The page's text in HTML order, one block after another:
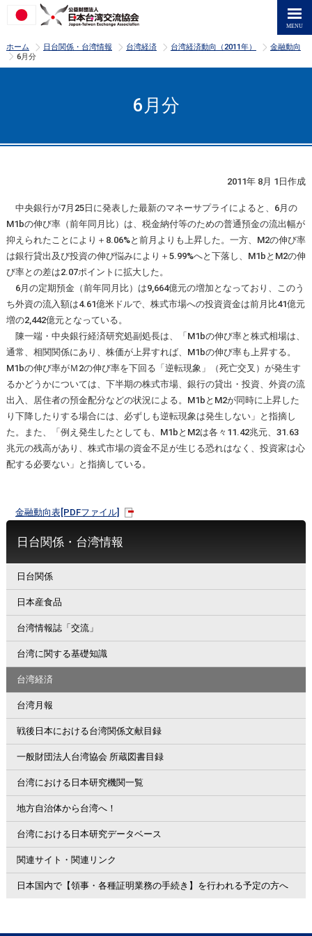
ホーム >
日台関係・台湾情報 >
台湾経済 >
台湾経済動向（2011年） >
金融動向
>
6月分
6月分
2011年 8月 1日作成
中央銀行が7月25日に発表した最新のマネーサプライによると、6月の
M1bの伸び率（前年同月比）は、税金納付等のための普通預金の流出幅が
抑えられたことにより＋8.06%と前月よりも上昇した。一方、M2の伸び率
は銀行貸出及び投資の伸び悩みにより＋5.99%へと下落し、M1bとM2の伸
び率との差は2.07ポイントに拡大した。
6月の定期預金（前年同月比）は9,664億元の増加となっており、このう
ち外資の流入額は4.61億米ドルで、株式市場への投資資金は前月比41億元
増の2,442億元となっている。
陳一端・中央銀行経済研究処副処長は、「M1bの伸び率と株式相場は、
通常、相関関係にあり、株価が上昇すれば、M1bの伸び率も上昇する。
M1bの伸び率がＭ2の伸び率を下回る「逆転現象」（死亡交叉）が発生す
るかどうかについては、下半期の株式市場、銀行の貸出・投資、外資の流
出入、居住者の預金配分などの状況による。M1bとM2が同時に上昇した
り下降したりする場合には、必ずしも逆転現象は発生しない」と指摘し
た。また、「例え発生したとしても、M1bとM2は各々11.42兆元、31.63
兆元の残高があり、株式市場の資金不足が生じる恐れはなく、投資家は心
配する必要ない」と指摘している。
金融動向表[PDFファイル]
日台関係・台湾情報
日台関係
日本産食品
台湾情報誌「交流」
台湾に関する基礎知識
台湾経済
台湾月報
戦後日本における台湾関係文献目録
一般財団法人台湾協会 所蔵図書目録
台湾における日本研究機関一覧
地方自治体から台湾へ！
台湾における日本研究データベース
関連サイト・関連リンク
日本国内で【領事・各種証明業務の手続き】を行われる予定の方へ